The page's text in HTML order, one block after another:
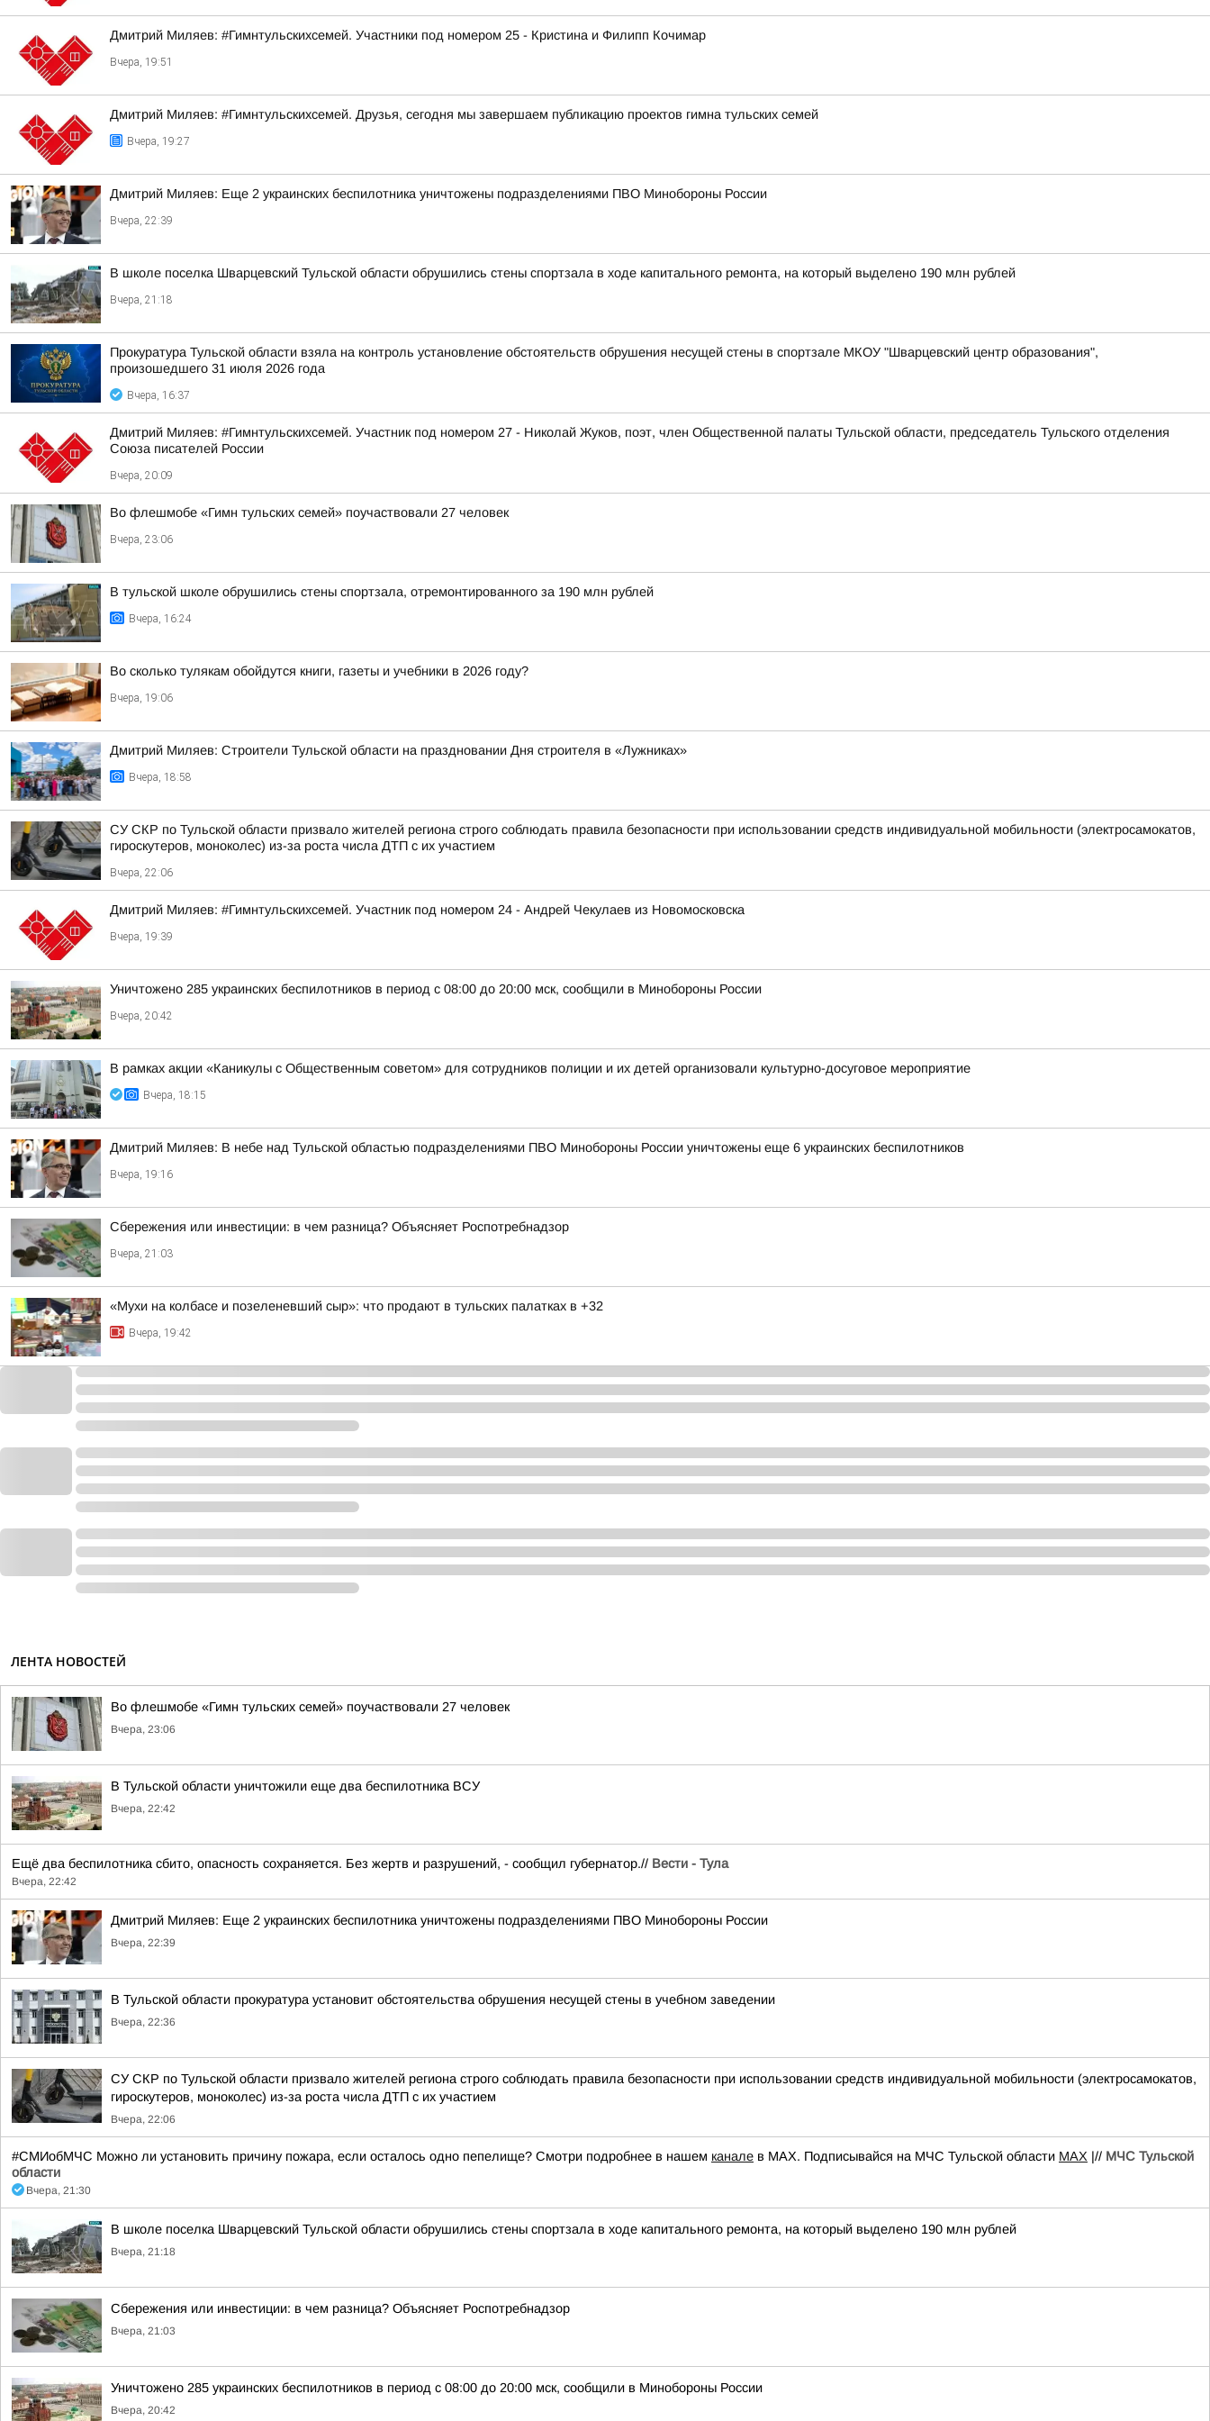
Дмитрий Миляев: #Гимнтульскихсемей. Участники под номером 25 - Кристина и Филипп Кочимар
Вчера, 19:51
Дмитрий Миляев: #Гимнтульскихсемей. Друзья, сегодня мы завершаем публикацию проектов гимна тульских семей
Вчера, 19:27
Дмитрий Миляев: Еще 2 украинских беспилотника уничтожены подразделениями ПВО Минобороны России
Вчера, 22:39
В школе поселка Шварцевский Тульской области обрушились стены спортзала в ходе капитального ремонта, на который выделено 190 млн рублей
Вчера, 21:18
Прокуратура Тульской области взяла на контроль установление обстоятельств обрушения несущей стены в спортзале МКОУ "Шварцевский центр образования",
произошедшего 31 июля 2026 года
Вчера, 16:37
Дмитрий Миляев: #Гимнтульскихсемей. Участник под номером 27 - Николай Жуков, поэт, член Общественной палаты Тульской области, председатель Тульского отделения
Союза писателей России
Вчера, 20:09
Во флешмобе «Гимн тульских семей» поучаствовали 27 человек
Вчера, 23:06
В тульской школе обрушились стены спортзала, отремонтированного за 190 млн рублей
Вчера, 16:24
Во сколько тулякам обойдутся книги, газеты и учебники в 2026 году?
Вчера, 19:06
Дмитрий Миляев: Строители Тульской области на праздновании Дня строителя в «Лужниках»
Вчера, 18:58
СУ СКР по Тульской области призвало жителей региона строго соблюдать правила безопасности при использовании средств индивидуальной мобильности (электросамокатов,
гироскутеров, моноколес) из-за роста числа ДТП с их участием
Вчера, 22:06
Дмитрий Миляев: #Гимнтульскихсемей. Участник под номером 24 - Андрей Чекулаев из Новомосковска
Вчера, 19:39
Уничтожено 285 украинских беспилотников в период с 08:00 до 20:00 мск, сообщили в Минобороны России
Вчера, 20:42
В рамках акции «Каникулы с Общественным советом» для сотрудников полиции и их детей организовали культурно-досуговое мероприятие
Вчера, 18:15
Дмитрий Миляев: В небе над Тульской областью подразделениями ПВО Минобороны России уничтожены еще 6 украинских беспилотников
Вчера, 19:16
Сбережения или инвестиции: в чем разница? Объясняет Роспотребнадзор
Вчера, 21:03
«Мухи на колбасе и позеленевший сыр»: что продают в тульских палатках в +32
Вчера, 19:42
ЛЕНТА НОВОСТЕЙ
Во флешмобе «Гимн тульских семей» поучаствовали 27 человек
Вчера, 23:06
В Тульской области уничтожили еще два беспилотника ВСУ
Вчера, 22:42
Ещё два беспилотника сбито, опасность сохраняется. Без жертв и разрушений, - сообщил губернатор.// Вести - Тула
Вчера, 22:42
Дмитрий Миляев: Еще 2 украинских беспилотника уничтожены подразделениями ПВО Минобороны России
Вчера, 22:39
В Тульской области прокуратура установит обстоятельства обрушения несущей стены в учебном заведении
Вчера, 22:36
СУ СКР по Тульской области призвало жителей региона строго соблюдать правила безопасности при использовании средств индивидуальной мобильности (электросамокатов,
гироскутеров, моноколес) из-за роста числа ДТП с их участием
Вчера, 22:06
#СМИобМЧС Можно ли установить причину пожара, если осталось одно пепелище? Смотри подробнее в нашем канале в МАХ. Подписывайся на МЧС Тульской области MAX |// МЧС Тульской
области
Вчера, 21:30
В школе поселка Шварцевский Тульской области обрушились стены спортзала в ходе капитального ремонта, на который выделено 190 млн рублей
Вчера, 21:18
Сбережения или инвестиции: в чем разница? Объясняет Роспотребнадзор
Вчера, 21:03
Уничтожено 285 украинских беспилотников в период с 08:00 до 20:00 мск, сообщили в Минобороны России
Вчера, 20:42